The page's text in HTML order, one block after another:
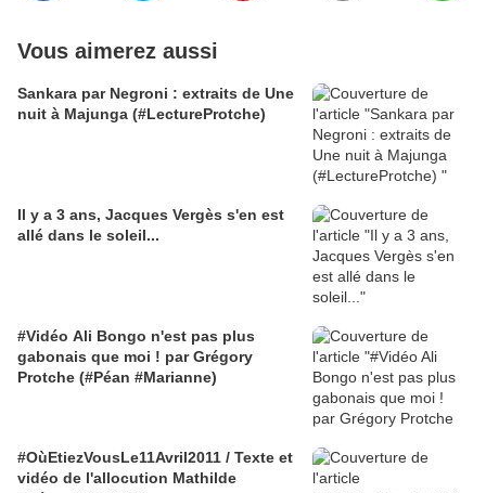
Vous aimerez aussi
Sankara par Negroni : extraits de Une
nuit à Majunga (#LectureProtche)
Il y a 3 ans, Jacques Vergès s'en est
allé dans le soleil...
#Vidéo Ali Bongo n'est pas plus
gabonais que moi ! par Grégory
Protche (#Péan #Marianne)
#OùEtiezVousLe11Avril2011 / Texte et
vidéo de l'allocution Mathilde